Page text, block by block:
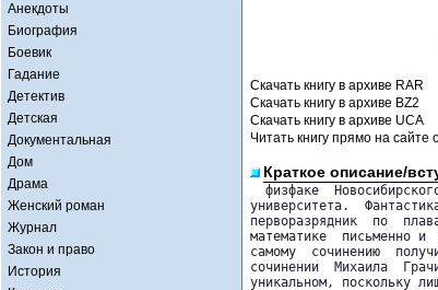
Анекдоты
Биография
Боевик
Гадание
Детектив
Детская
Документальная
Дом
Драма
Женский роман
Журнал
Закон и право
История
Скачать книгу в архиве RAR
Скачать книгу в архиве BZ2
Скачать книгу в архиве UCA
Читать книгу прямо на сайте
Краткое описание/
физфаке
университета.
перворазрядник  по
математике  письменно
самому  сочинению
сочинении  Михаила
уникальном, поскольку